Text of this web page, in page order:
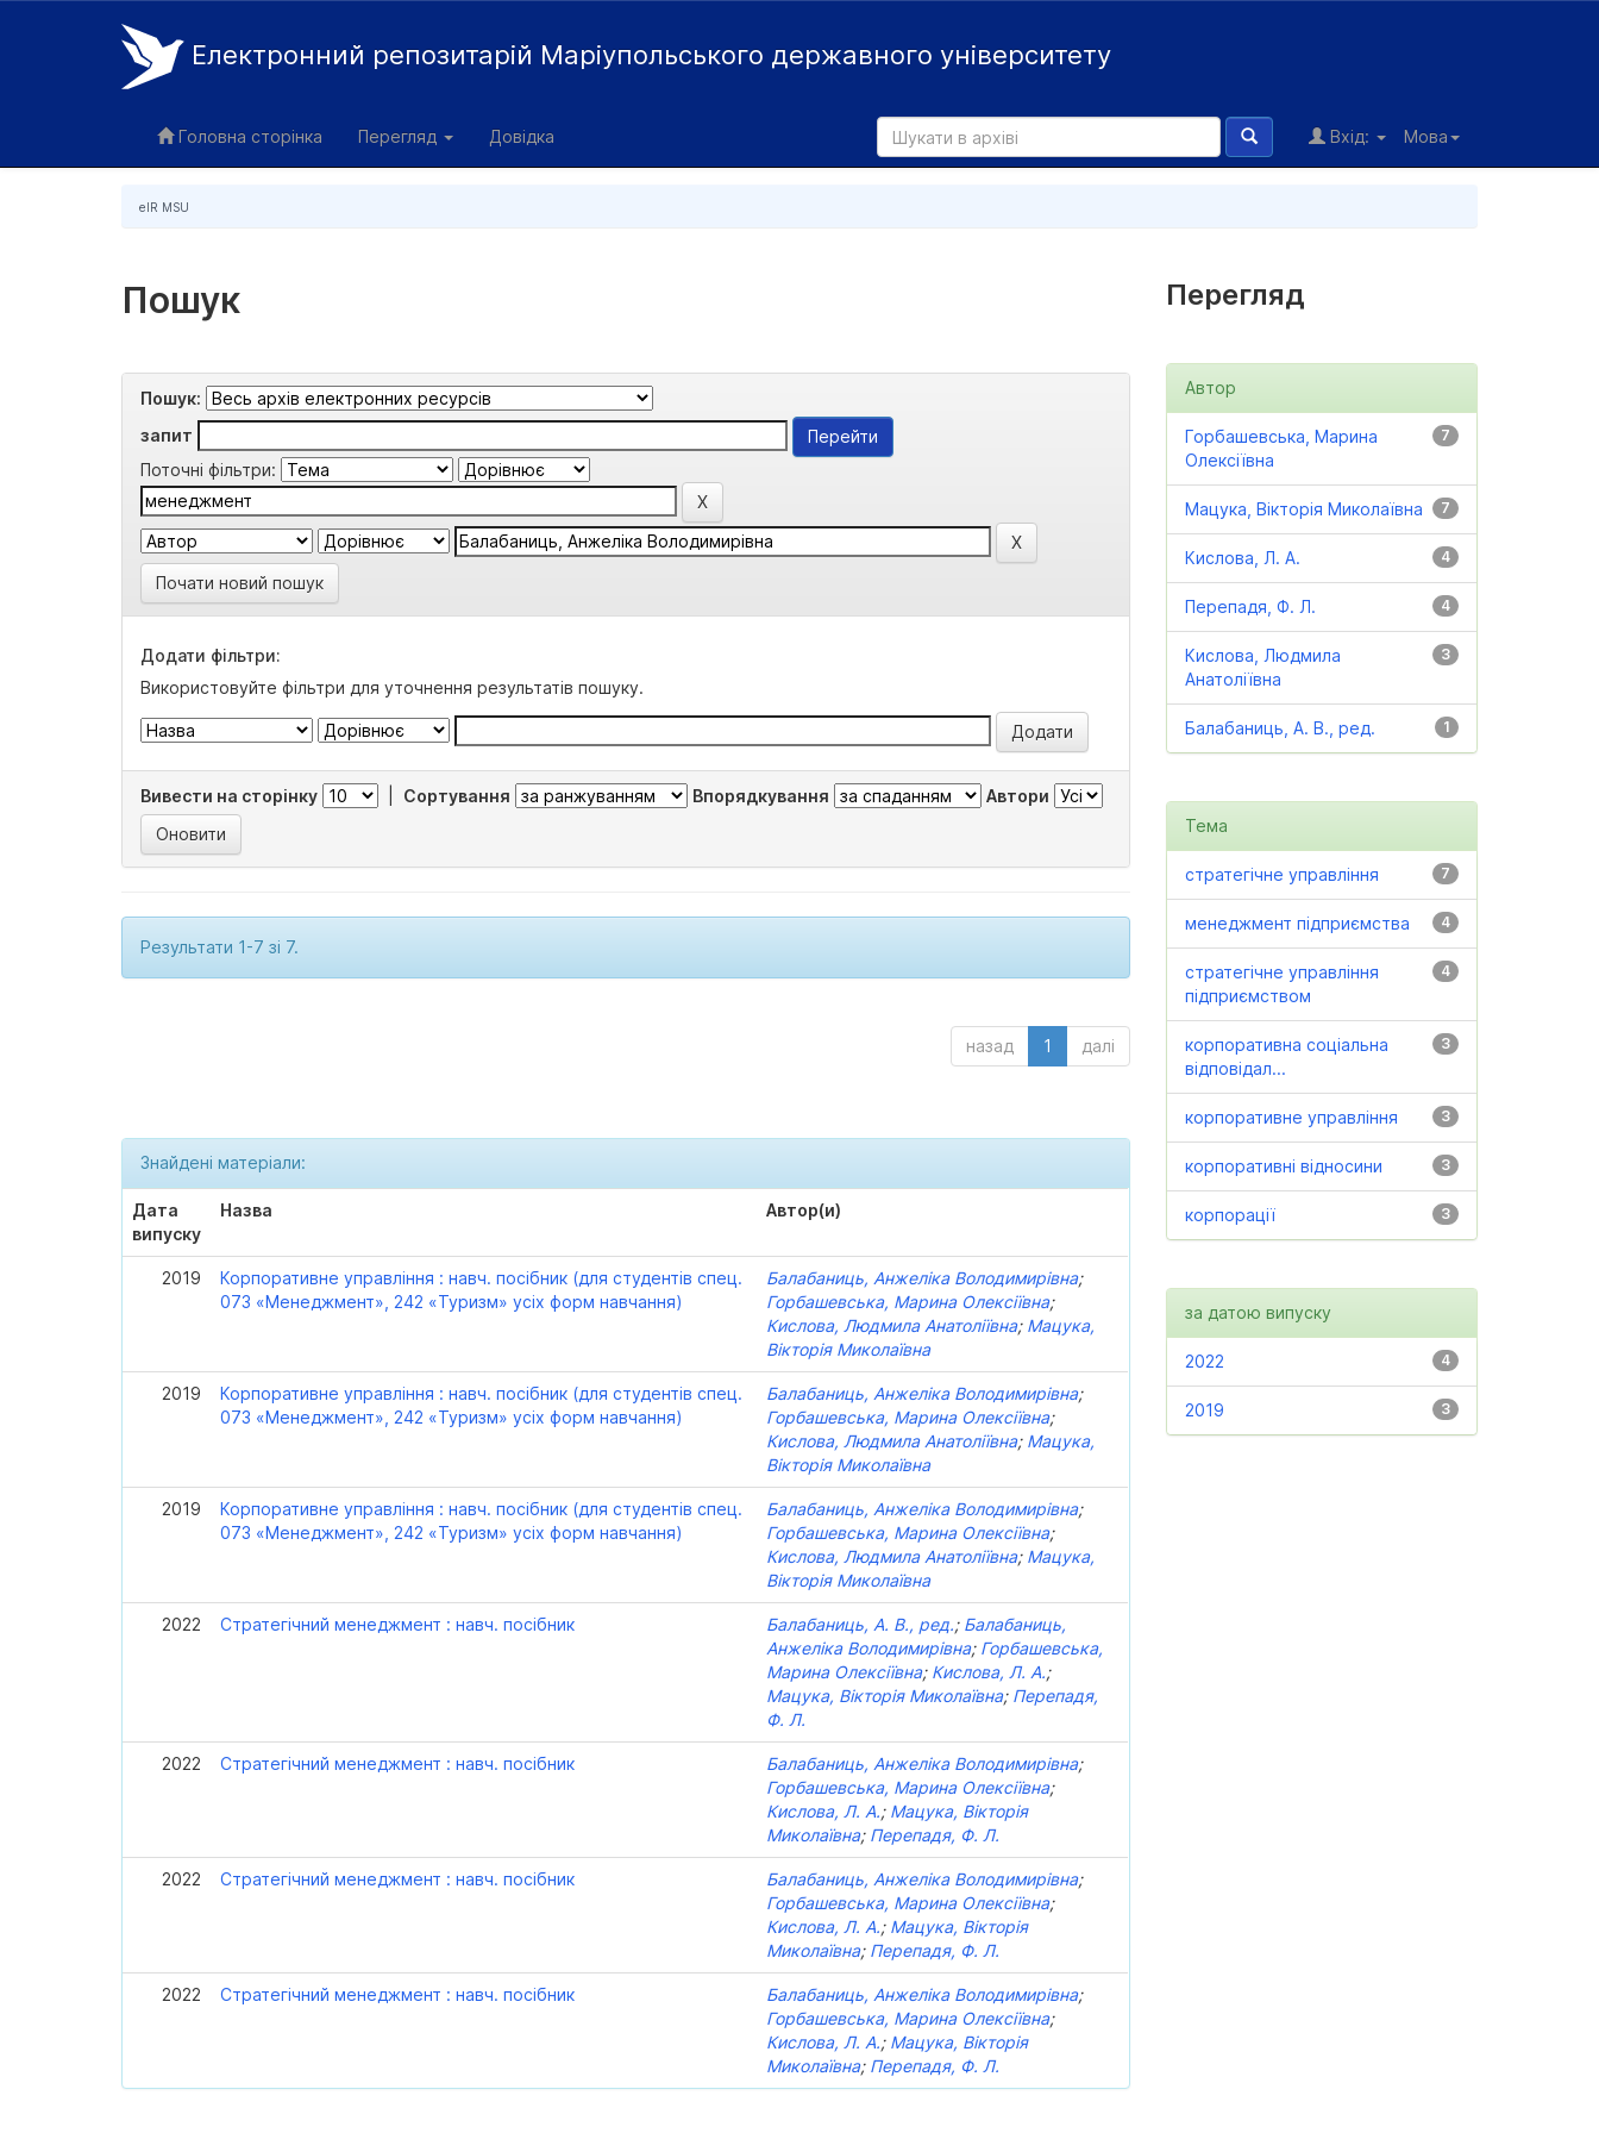
Електронний репозитарій Маріупольського державного університету
Головна сторінка Перегляд Довідка Мова
Вхід:
eIR MSU
Пошук
Пошук:
запит
Поточні фільтри:
Почати новий пошук
Додати фільтри:
Використовуйте фільтри для уточнення результатів пошуку.
Вивести на сторінку Сортування Впорядкування Автори
Результати 1-7 зі 7.
назад 1 далі
Знайдені матеріали:
Дата
випуску
Назва Автор(и)
2019
Корпоративне управління : навч. посібник (для студентів спец.
073 «Менеджмент», 242 «Туризм» усіх форм навчання)
Балабаниць, Анжеліка Володимирівна;
Горбашевська, Марина Олексіївна;
Кислова, Людмила Анатоліївна; Мацука,
Вікторія Миколаївна
2019
Корпоративне управління : навч. посібник (для студентів спец.
073 «Менеджмент», 242 «Туризм» усіх форм навчання)
Балабаниць, Анжеліка Володимирівна;
Горбашевська, Марина Олексіївна;
Кислова, Людмила Анатоліївна; Мацука,
Вікторія Миколаївна
2019
Корпоративне управління : навч. посібник (для студентів спец.
073 «Менеджмент», 242 «Туризм» усіх форм навчання)
Балабаниць, Анжеліка Володимирівна;
Горбашевська, Марина Олексіївна;
Кислова, Людмила Анатоліївна; Мацука,
Вікторія Миколаївна
2022 Стратегічний менеджмент : навч. посібник Балабаниць, А. В., ред.; Балабаниць,
Анжеліка Володимирівна; Горбашевська,
Марина Олексіївна; Кислова, Л. А.;
Мацука, Вікторія Миколаївна; Перепадя,
Ф. Л.
2022 Стратегічний менеджмент : навч. посібник Балабаниць, Анжеліка Володимирівна;
Горбашевська, Марина Олексіївна;
Кислова, Л. А.; Мацука, Вікторія
Миколаївна; Перепадя, Ф. Л.
2022 Стратегічний менеджмент : навч. посібник Балабаниць, Анжеліка Володимирівна;
Горбашевська, Марина Олексіївна;
Кислова, Л. А.; Мацука, Вікторія
Миколаївна; Перепадя, Ф. Л.
2022 Стратегічний менеджмент : навч. посібник Балабаниць, Анжеліка Володимирівна;
Горбашевська, Марина Олексіївна;
Кислова, Л. А.; Мацука, Вікторія
Миколаївна; Перепадя, Ф. Л.
Перегляд
Автор
7
Горбашевська, Марина
Олексіївна
7
Мацука, Вікторія Миколаївна
4
Кислова, Л. А.
4
Перепадя, Ф. Л.
3
Кислова, Людмила
Анатоліївна
1
Балабаниць, А. В., ред.
Тема
7
стратегічне управління
4
менеджмент підприємства
4
стратегічне управління
підприємством
3
корпоративна соціальна
відповідал...
3
корпоративне управління
3
корпоративні відносини
3
корпорації
за датою випуску
4
2022
3
2019